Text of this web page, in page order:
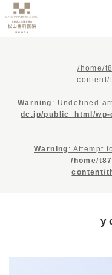
/home/
content/
Warning : Undefined
dc.jp/public_html/
Warning : Attempt
/home/
content/